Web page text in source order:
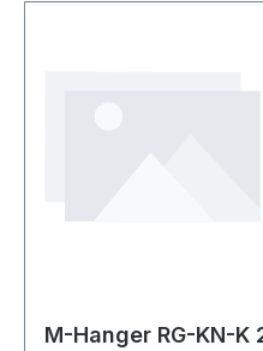
Produktionsplanung
M-Hanger RG-KN-K